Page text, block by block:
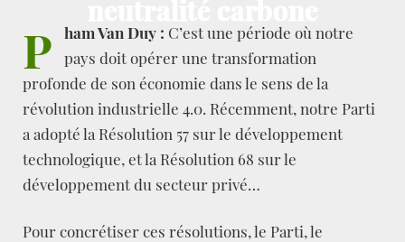
P ham Van Duy : C’est une période où notre
pays doit opérer une transformation
profonde de son économie dans le sens de la
révolution industrielle 4.0. Récemment, notre Parti
a adopté la Résolution 57 sur le développement
technologique, et la Résolution 68 sur le
développement du secteur privé…
Pour concrétiser ces résolutions, le Parti, le